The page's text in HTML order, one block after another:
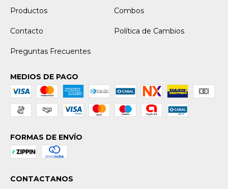
Productos Combos
Contacto Política de Cambios
Preguntas Frecuentes
MEDIOS DE PAGO
FORMAS DE ENVÍO
CONTACTANOS